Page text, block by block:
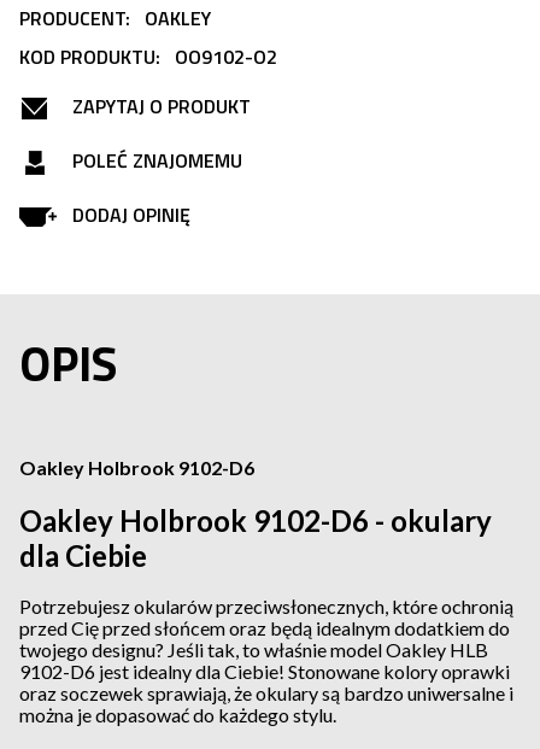
PRODUCENT: OAKLEY
KOD PRODUKTU: OO9102-O2
ZAPYTAJ O PRODUKT
POLEĆ ZNAJOMEMU
DODAJ OPINIĘ
OPIS
Oakley Holbrook 9102-D6
Oakley Holbrook 9102-D6 - okulary
dla Ciebie
Potrzebujesz okularów przeciwsłonecznych, które ochronią
przed Cię przed słońcem oraz będą idealnym dodatkiem do
twojego designu? Jeśli tak, to właśnie model Oakley HLB
9102-D6 jest idealny dla Ciebie! Stonowane kolory oprawki
oraz soczewek sprawiają, że okulary są bardzo uniwersalne i
można je dopasować do każdego stylu.